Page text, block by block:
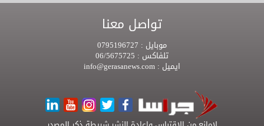
تواصل معنا
موبايل :
تلفاكس :
ايميل :